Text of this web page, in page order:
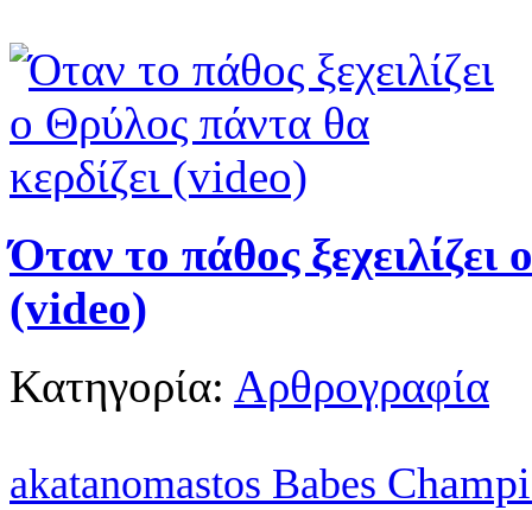
Όταν το πάθος
(video)
Κατηγορία: Αρθρογραφία
akatanomastos Babes